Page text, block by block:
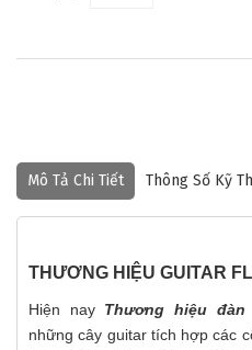
Mô Tả Chi Tiết Thông Số Kỹ
THƯƠNG HIỆU GUITAR
Hiện nay Thương hiệu đàn
những cây guitar tích hợp các